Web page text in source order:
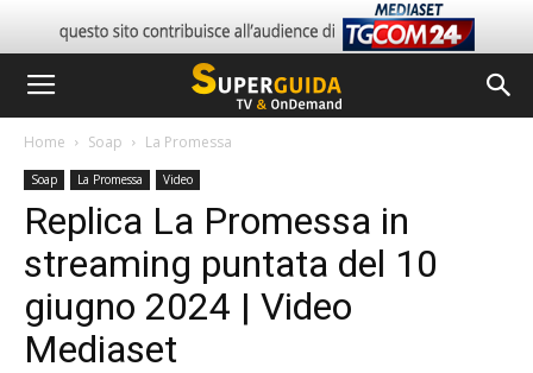
Home Soap La Promessa
Soap La Promessa Video
Replica La Promessa in
streaming puntata del 10
giugno 2024 | Video
Mediaset